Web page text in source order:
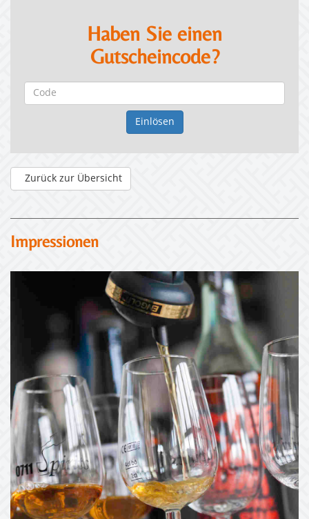
Haben Sie einen
Gutscheincode?
Zurück zur Übersicht
Impressionen